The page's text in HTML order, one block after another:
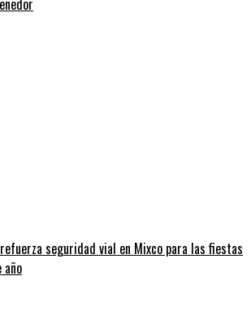
seguridad vial en Mixco para las fiestas
año